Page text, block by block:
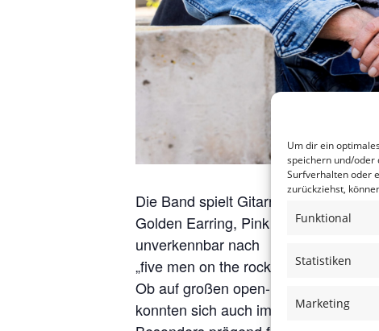
Um dir ein
speichern und/oder
Surfverhalten oder
zurückziehst,
Funktional
Statistiken
Marketing
Die Band spielt Gitarrenrock
Golden Earring, Pink Floyd, Garry
unverkennbar nach
„five men on the rocks“.
Ob auf großen open- air
konnten sich auch im Jahre 2006